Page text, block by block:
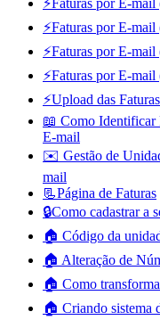
⚡Faturas por E-
⚡Faturas por E-
⚡Faturas por E-
⚡Faturas por E-
⚡Upload das Faturas
📖 Como Identificar
E-mail
✉️ Gestão de
mail
📃Página de Faturas
🔒Como cadastrar a
🏠 Código da
🏠 Alteração de
🏠 Como
🏠 Criando sistema